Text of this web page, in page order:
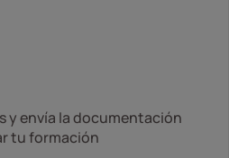
y envía la documentación
tu formación